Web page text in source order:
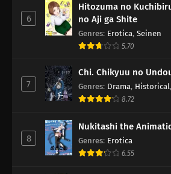
6
Hitozuma no
no Aji ga Shite
Genres: Erotica, Seinen
5.70
7
Chi. Chikyuu no
Genres: Drama, Historical,
8.72
8
Nukitashi the
Genres: Erotica
6.55